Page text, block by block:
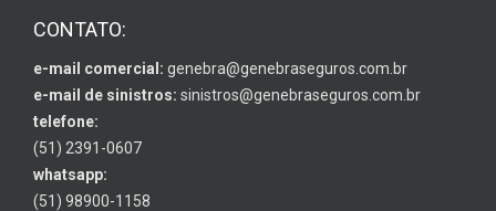
CONTATO:
e-mail comercial: genebra@genebraseguros.com.br
e-mail de sinistros: sinistros@genebraseguros.com.br
telefone:
(51) 2391-0607
whatsapp:
(51) 98900-1158